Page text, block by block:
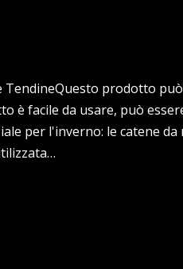
TendineQuesto prodotto
è facile da usare, può
per l'inverno: le catene da